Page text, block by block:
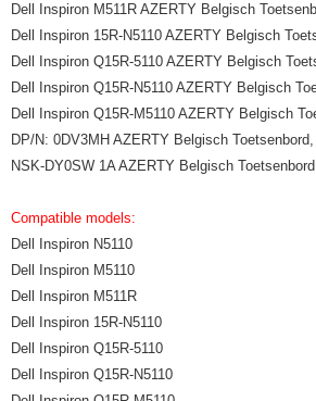
Dell Inspiron M511R AZERTY Belgisch
Dell Inspiron 15R-N5110 AZERTY Belgisch
Dell Inspiron Q15R-5110 AZERTY Belgisch
Dell Inspiron Q15R-N5110 AZERTY Belgisch
Dell Inspiron Q15R-M5110 AZERTY Belgisch
DP/N: 0DV3MH AZERTY Belgisch
NSK-DY0SW 1A AZERTY Belgisch
Compatible models:
Dell Inspiron N5110
Dell Inspiron M5110
Dell Inspiron M511R
Dell Inspiron 15R-N5110
Dell Inspiron Q15R-5110
Dell Inspiron Q15R-N5110